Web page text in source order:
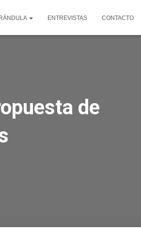
ENTREVISTAS CONTACTO
de